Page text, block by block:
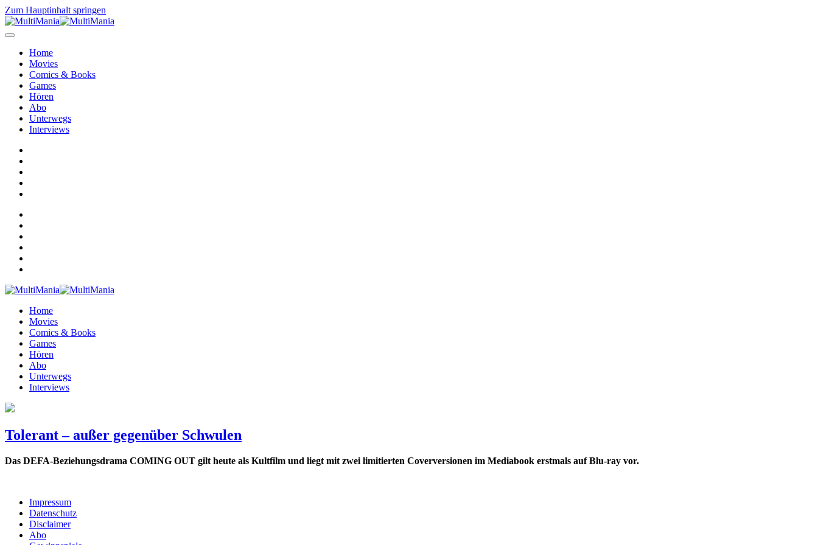
Zum Hauptinhalt springen
Home
Movies
Comics & Books
Games
Hören
Abo
Unterwegs
Interviews
Home
Movies
Comics & Books
Games
Hören
Abo
Unterwegs
Interviews
Tolerant – außer gegenüber Schwulen
Das DEFA-Beziehungsdrama COMING OUT gilt heute als Kultfilm und liegt mit zwei limitierten Coverversionen im Mediabook erstmals auf Blu-ray vor.
Impressum
Datenschutz
Disclaimer
Abo